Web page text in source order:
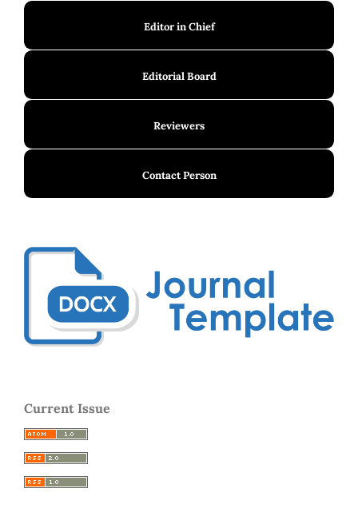
Editor in Chief
Editorial Board
Reviewers
Contact Person
Current Issue